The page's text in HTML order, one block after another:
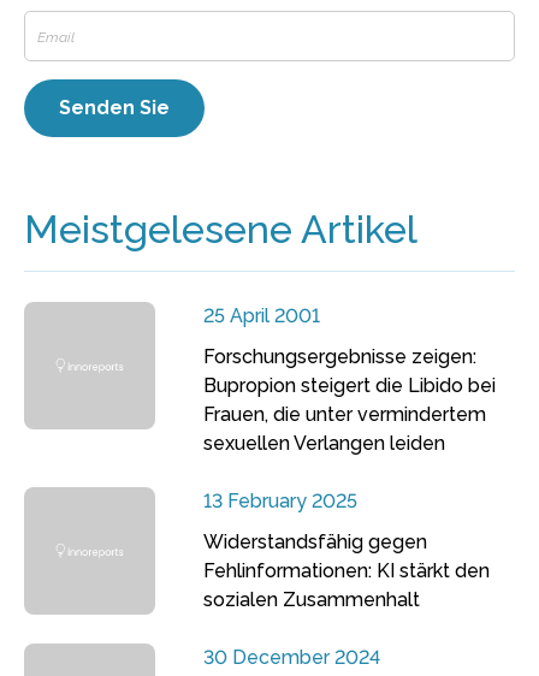
Meistgelesene Artikel
25 April 2001
Forschungsergebnisse zeigen:
Bupropion steigert die Libido bei
Frauen, die unter vermindertem
sexuellen Verlangen leiden
13 February 2025
Widerstandsfähig gegen
Fehlinformationen: KI stärkt den
sozialen Zusammenhalt
30 December 2024